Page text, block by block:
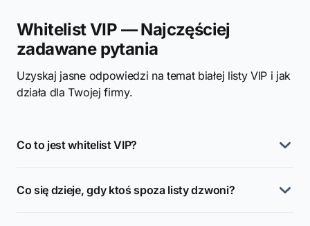
Whitelist VIP — Najczęściej
zadawane pytania
Uzyskaj jasne odpowiedzi na temat białej listy VIP i jak
działa dla Twojej firmy.
Co to jest whitelist VIP?
Co się dzieje, gdy ktoś spoza listy dzwoni?